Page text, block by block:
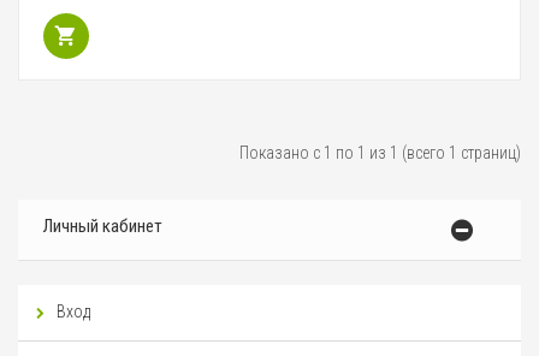
Показано с 1 по 1 из 1 (всего 1 страниц)
Личный кабинет
Вход